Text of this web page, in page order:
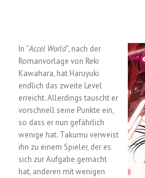
In “Accel World”, nach der
Romanvorlage von Reki
Kawahara, hat Haruyuki
endlich das zweite Level
erreicht. Allerdings tauscht er
vorschnell seine Punkte ein,
so dass er nun gefährlich
wenige hat. Takumu verweist
ihn zu einem Spieler, der es
sich zur Aufgabe gemacht
hat, anderen mit wenigen